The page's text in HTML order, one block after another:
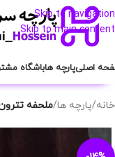
Skip to navigation
Skip to main content
اصلیپارچه هاباشگاه
خانه/پارچه ها/ملحفه